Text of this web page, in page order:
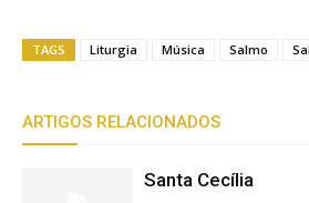
TAGS Liturgia Música Salmo
ARTIGOS RELACIONADOS
Santa Cecília